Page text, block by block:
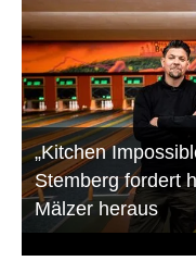
„Kitchen
Stemberg fordert
Mälzer heraus